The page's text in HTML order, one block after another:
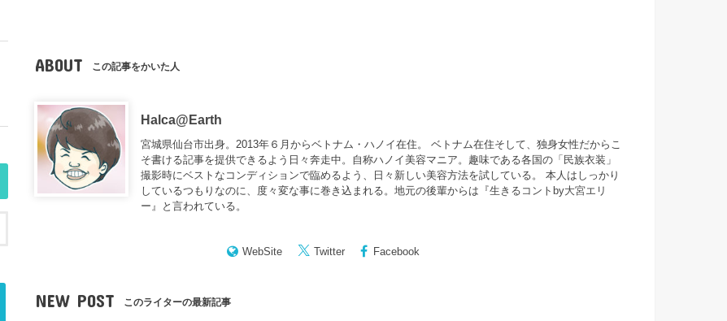
ABOUT この記事をかいた人
Halca@Earth
宮城県仙台市出身。2013年６月からベトナム・ハノイ在住。 ベトナム在住そして、独身女性だからこ
そ書ける記事を提供できるよう日々奔走中。自称ハノイ美容マニア。趣味である各国の「民族衣装」
撮影時にベストなコンディションで臨めるよう、日々新しい美容方法を試している。 本人はしっかり
しているつもりなのに、度々変な事に巻き込まれる。地元の後輩からは『生きるコントby大宮エリ
ー 』と言われている。
WebSite Twitter Facebook
NEW POST このライターの最新記事